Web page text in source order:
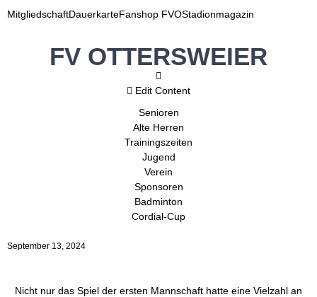
MitgliedschaftDauerkarteFanshop FVOStadionmagazin
FV OTTERSWEIER
Edit Content
Senioren
Alte Herren
Trainingszeiten
Jugend
Verein
Sponsoren
Badminton
Cordial-Cup
September 13, 2024
Nicht nur das Spiel der ersten Mannschaft hatte eine Vielzahl an